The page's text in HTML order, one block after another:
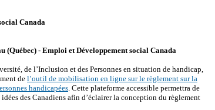
Canada
(Québec) - Emploi et Développement social Canada
de l’Inclusion et des Personnes en situation de handicap,
del’outil de mobilisation en ligne sur le règlement sur la
handicapées. Cette plateforme accessible permettra de
des Canadiens afin d’éclairer la conception du règlement